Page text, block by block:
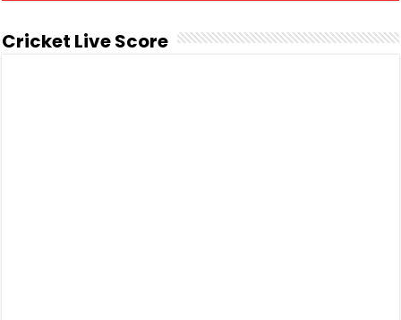
Cricket Live Score